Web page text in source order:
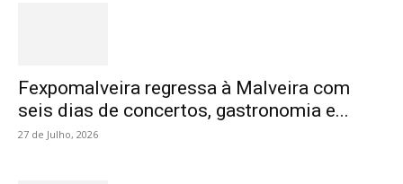
Fexpomalveira regressa à Malveira com
seis dias de concertos, gastronomia e...
27 de Julho, 2026